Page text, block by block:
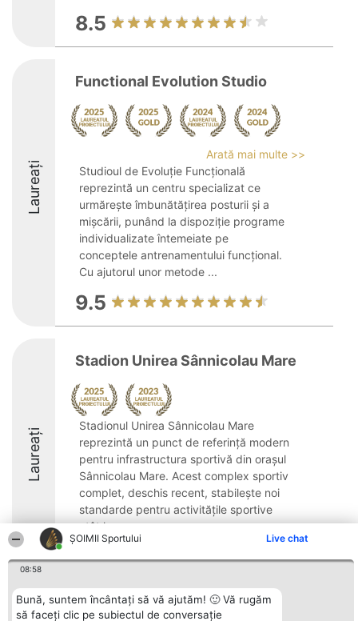
ȘOIMII Sportului Live chat
08:58
Bună, suntem încântați să vă ajutăm! 🙂 Vă rugăm
să faceți clic pe subiectul de conversație
8.5
Laureați
Functional Evolution Studio
Arată mai multe >>
Studioul de Evoluție Funcțională
reprezintă un centru specializat ce
urmărește îmbunătățirea posturii și a
mișcării, punând la dispoziție programe
individualizate întemeiate pe
conceptele antrenamentului funcțional.
Cu ajutorul unor metode ...
9.5
Laureați
Stadion Unirea Sânnicolau Mare
Stadionul Unirea Sânnicolau Mare
reprezintă un punct de referință modern
pentru infrastructura sportivă din orașul
Sânnicolau Mare. Acest complex sportiv
complet, deschis recent, stabilește noi
standarde pentru activitățile sportive
atât la ...
8.4
Organizator Ranking Plebiscyt